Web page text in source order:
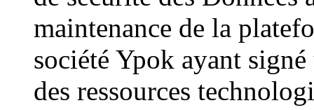
maintenance de la
société Ypok ayant
des ressources